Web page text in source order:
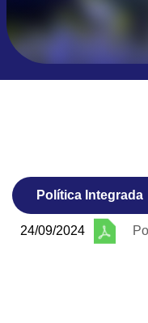
Política Integrada
24/09/2024